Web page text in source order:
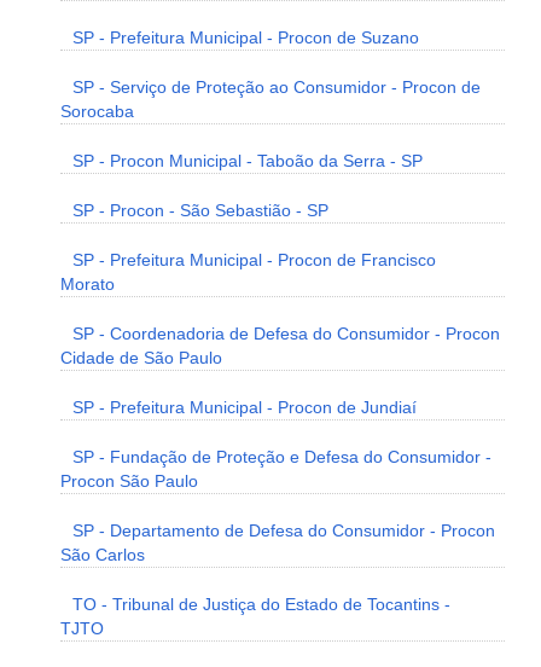
SP - Prefeitura Municipal - Procon de Suzano
SP - Serviço de Proteção ao Consumidor - Procon de
Sorocaba
SP - Procon Municipal - Taboão da Serra - SP
SP - Procon - São Sebastião - SP
SP - Prefeitura Municipal - Procon de Francisco
Morato
SP - Coordenadoria de Defesa do Consumidor - Procon
Cidade de São Paulo
SP - Prefeitura Municipal - Procon de Jundiaí
SP - Fundação de Proteção e Defesa do Consumidor -
Procon São Paulo
SP - Departamento de Defesa do Consumidor - Procon
São Carlos
TO - Tribunal de Justiça do Estado de Tocantins -
TJTO